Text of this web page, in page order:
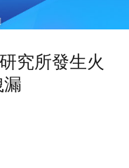
究所發生火
漏